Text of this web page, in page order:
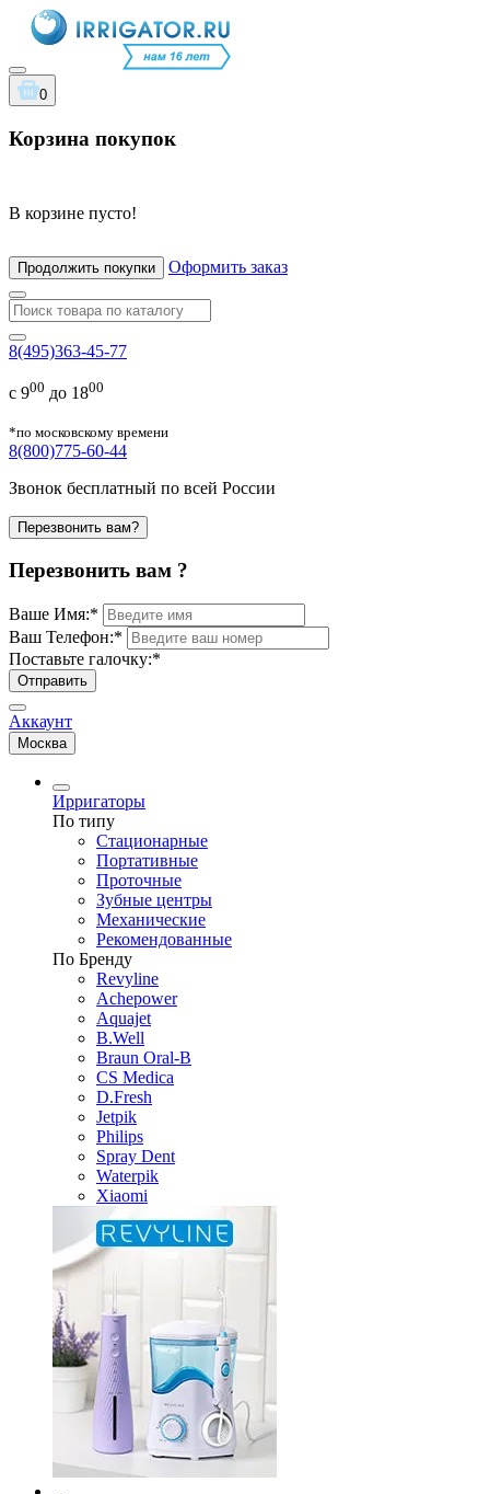
0
Корзина покупок
В корзине пусто!
Продолжить покупки Оформить заказ
8(495)363-45-77
с 900 до 1800
*по московскому времени
8(800)775-60-44
Звонок бесплатный по всей России
Перезвонить вам?
Перезвонить вам ?
Ваше Имя:*
Ваш Телефон:*
Поставьте галочку:*
Отправить
Аккаунт
Москва
Ирригаторы
По типу
Стационарные
Портативные
Проточные
Зубные центры
Механические
Рекомендованные
По Бренду
Revyline
Achepower
Aquajet
B.Well
Braun Oral-B
CS Medica
D.Fresh
Jetpik
Philips
Spray Dent
Waterpik
Xiaomi